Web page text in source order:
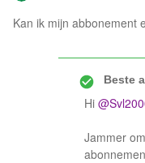
Kan ik mijn abbonement
Beste
Hi
Jammer